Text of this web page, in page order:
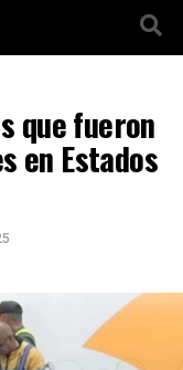
que fueron
en Estados